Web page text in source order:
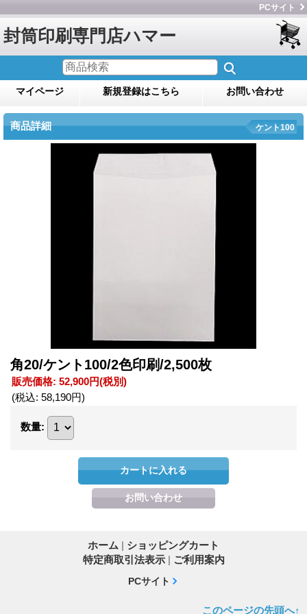
PCサイト
封筒印刷専門店ハマー
マイページ 新規登録はこちら お問い合わせ
商品詳細 ケント100
角20/ケント100/2色印刷/2,500枚
販売価格: 52,900円(税別)
(税込: 58,190円)
数量:
ホーム | ショッピングカート
特定商取引法表示 | ご利用案内
PCサイト
このページの先頭へ↑